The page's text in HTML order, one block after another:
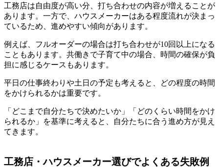
工務店は自由度が高い分、打ち合わせの内容が増えることが
あります。一方で、ハウスメーカーはある程度流れが決まっ
ているため、進めやすい傾向があります。
例えば、フルオーダーの場合は打ち合わせが10回以上になる
こともあります。共働きで子育て中の場合、時間の確保が負
担に感じるケースもあります。
平日の仕事終わりや土日の予定も考えると、どの程度の時間
をかけられるかは重要です。
「どこまで自分たちで決めたいか」「どのくらい時間をかけ
られるか」を基準に考えると、自分たちに合う進め方が見え
てきます。
工務店・ハウスメーカー選びでよくある失敗例